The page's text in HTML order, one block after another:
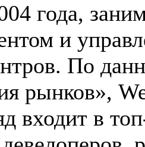
года,
и
По
рынков»,
входит в